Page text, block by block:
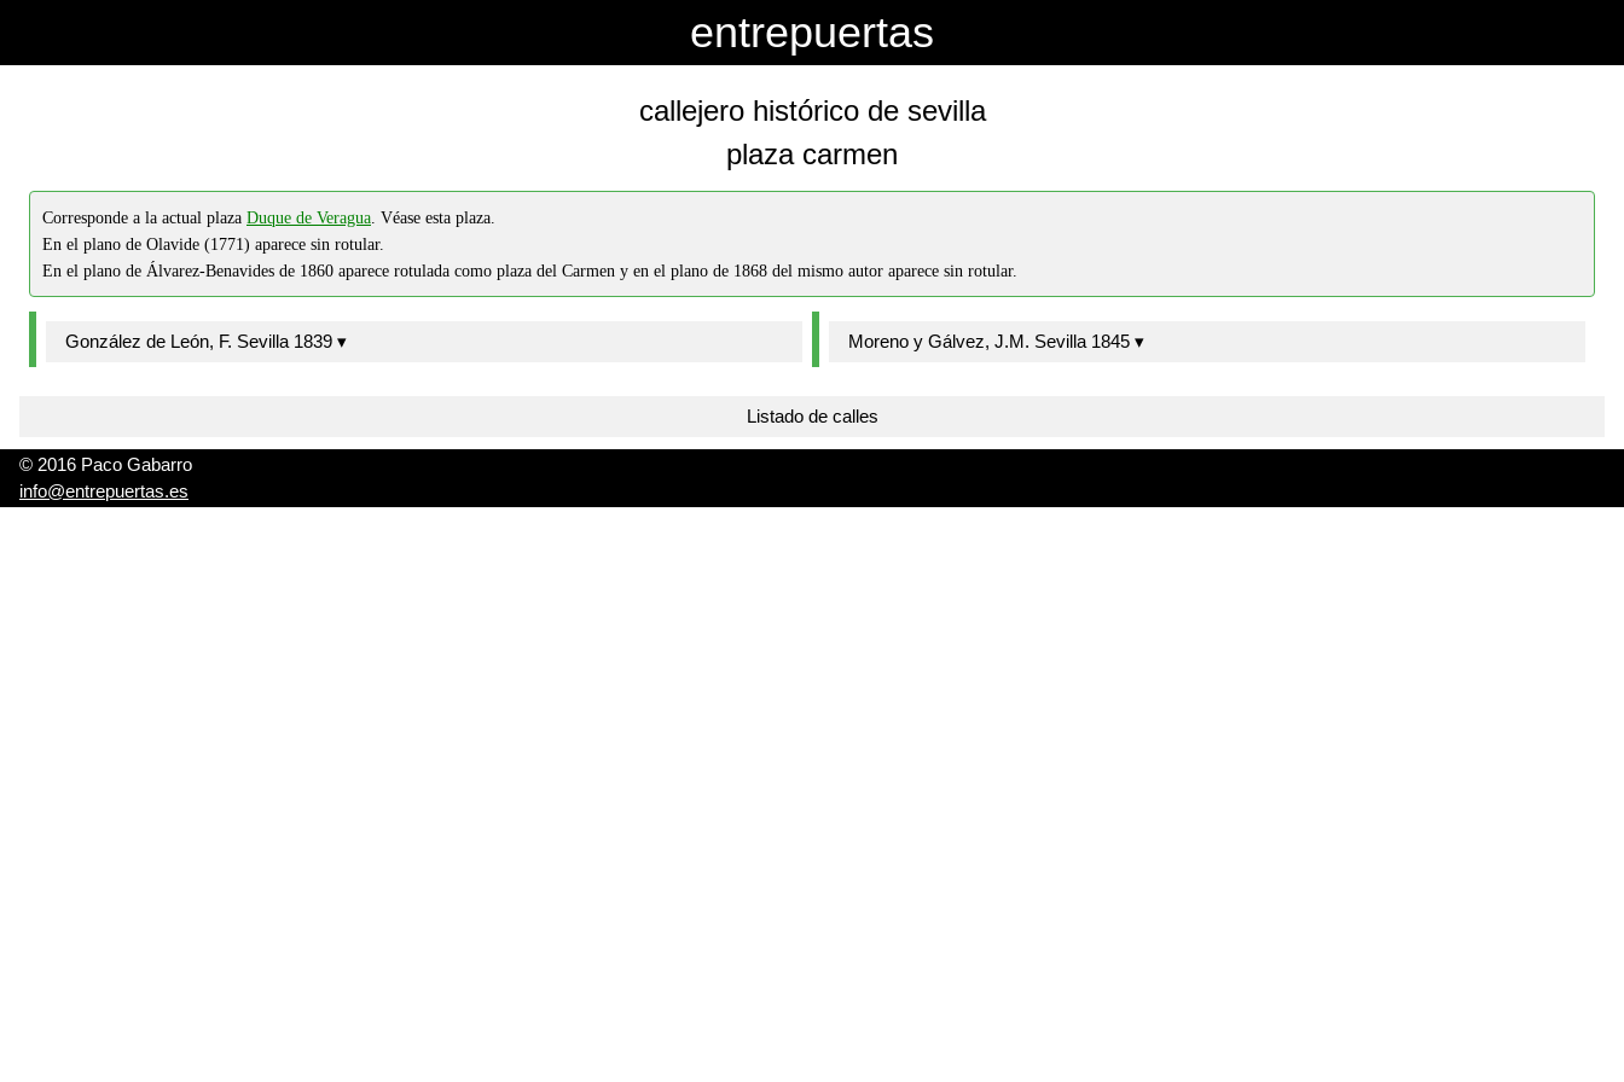
entrepuertas
callejero histórico de sevilla
plaza carmen
Corresponde a la actual plaza Duque de Veragua. Véase esta plaza.
En el plano de Olavide (1771) aparece sin rotular.
En el plano de Álvarez-Benavides de 1860 aparece rotulada como plaza del Carmen y en el plano de 1868 del mismo autor aparece sin rotular.
González de León, F. Sevilla 1839 ▾ Moreno y Gálvez, J.M. Sevilla 1845 ▾
Listado de calles
© 2016 Paco Gabarro
info@entrepuertas.es